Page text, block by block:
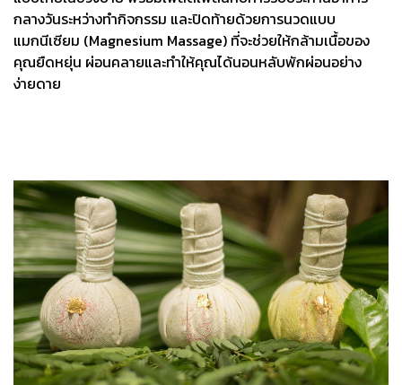
กลางวันระหว่างทำกิจกรรม และปิดท้ายด้วยการนวดแบบ
แมกนีเซียม (Magnesium Massage) ที่จะช่วยให้กล้ามเนื้อของ
คุณยืดหยุ่น ผ่อนคลายและทำให้คุณได้นอนหลับพักผ่อนอย่าง
ง่ายดาย